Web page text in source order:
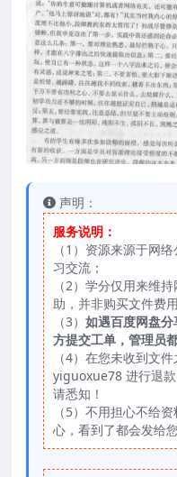
声明：
服务说明：
（1）资源来源于网
习交流；
（2）学分仅用来维
助，并非购买文件费
（3） 如遇百度网盘
方提交工单，管理员
（4）在您未收到文
yiguoxue78 进行退
请悉知！
（5）不用担心不给
心，看到了都会发给